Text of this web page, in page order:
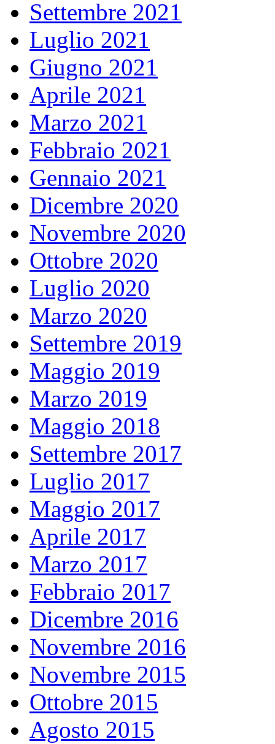
Settembre 2021
Luglio 2021
Giugno 2021
Aprile 2021
Marzo 2021
Febbraio 2021
Gennaio 2021
Dicembre 2020
Novembre 2020
Ottobre 2020
Luglio 2020
Marzo 2020
Settembre 2019
Maggio 2019
Marzo 2019
Maggio 2018
Settembre 2017
Luglio 2017
Maggio 2017
Aprile 2017
Marzo 2017
Febbraio 2017
Dicembre 2016
Novembre 2016
Novembre 2015
Ottobre 2015
Agosto 2015